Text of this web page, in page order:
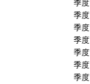
季度
季度
季度
季度
季度
季度
季度